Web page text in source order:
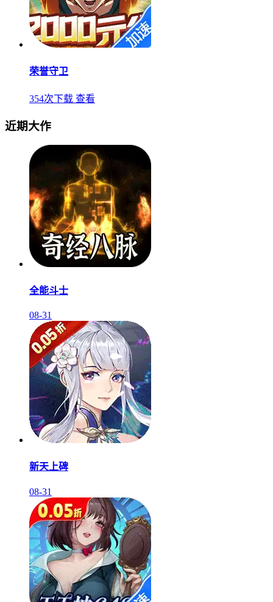
荣誉守卫
354次下载 查看
近期大作
全能斗士
08-31
新天上碑
08-31